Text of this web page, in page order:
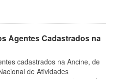
Agentes Cadastrados na
cadastrados na Ancine, de
de Atividades